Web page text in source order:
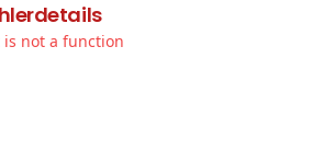
is not a function